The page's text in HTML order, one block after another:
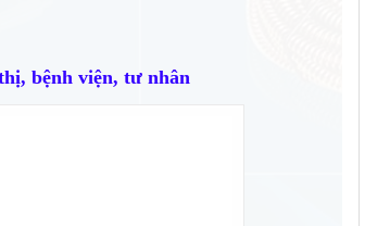
bệnh viện, tư nhân